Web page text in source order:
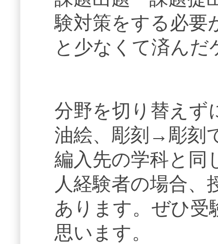
験対策をする必要
と少なくて済んだ
分野を切り替え
油絵、彫刻→彫刻
編入先の学科と同
人経験者の場合、
あります。ぜひ受
思います。